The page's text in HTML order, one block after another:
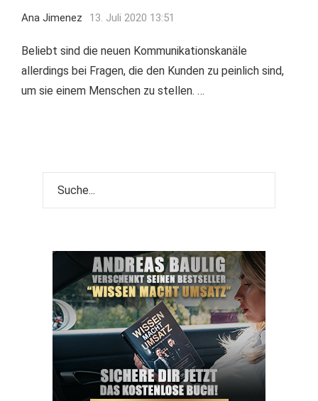
Ana Jimenez 13. Juli 2020 13:51
Beliebt sind die neuen Kommunikationskanäle
allerdings bei Fragen, die den Kunden zu peinlich sind,
um sie einem Menschen zu stellen. …